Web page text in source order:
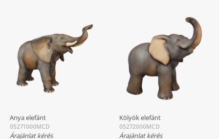
Anya elefánt
05271000MCD
Árajánlat kérés
Kölyök elefánt
05272000MCD
Árajánlat kérés